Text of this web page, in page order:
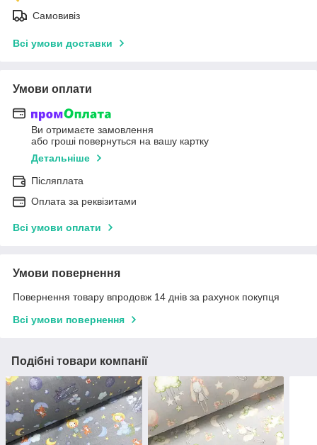
Самовивіз
Всі умови доставки
Умови оплати
Ви отримаєте замовлення
або гроші повернуться на вашу картку
Детальніше
Післяплата
Оплата за реквізитами
Всі умови оплати
Умови повернення
Повернення товару впродовж 14 днів за рахунок покупця
Всі умови повернення
Подібні товари компанії